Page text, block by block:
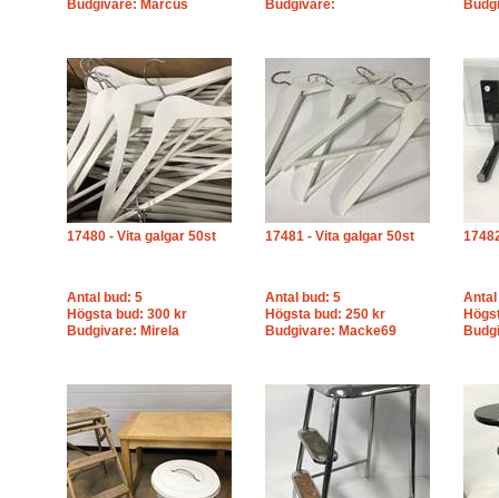
Budgivare: Marcus
Budgivare:
17480 - Vita galgar 50st
Antal bud: 5
Högsta bud: 300 kr
Budgivare: Mirela
17481 - Vita galgar 50st
Antal bud: 5
Högsta bud: 250 kr
Budgivare: Macke69
Antal